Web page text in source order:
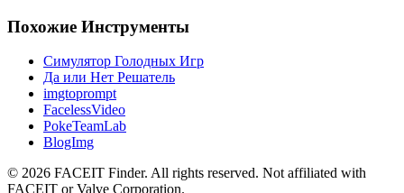
Похожие Инструменты
Симулятор Голодных Игр
Да или Нет Решатель
imgtoprompt
FacelessVideo
PokeTeamLab
BlogImg
© 2026 FACEIT Finder. All rights reserved. Not affiliated with
FACEIT or Valve Corporation.